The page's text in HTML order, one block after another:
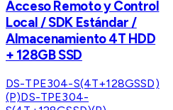
Acceso Remoto y Control
Local / SDK Estándar /
Almacenamiento 4T HDD
+ 128GB SSD
DS-TPE304-S(4T+128GSSD)
(P)DS-TPE304-